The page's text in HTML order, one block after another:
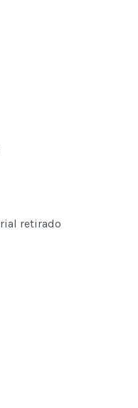
retirado